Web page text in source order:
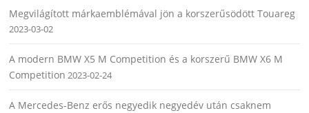
Megvilágított márkaemblémával jön a korszerűsödött Touareg
2023-03-02
A modern BMW X5 M Competition és a korszerű BMW X6 M
Competition 2023-02-24
A Mercedes-Benz erős negyedik negyedév után csaknem